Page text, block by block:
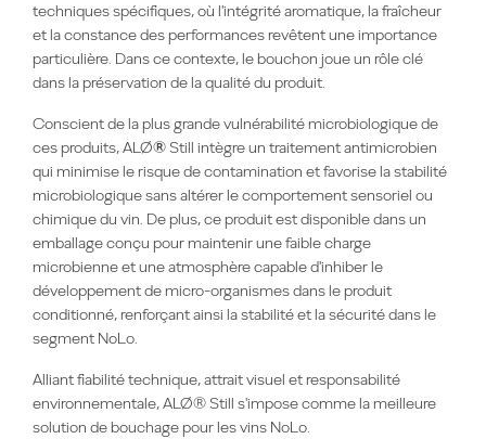
techniques spécifiques, où l'intégrité aromatique, la fraîcheur
et la constance des performances revêtent une importance
particulière. Dans ce contexte, le bouchon joue un rôle clé
dans la préservation de la qualité du produit.
Conscient de la plus grande vulnérabilité microbiologique de
ces produits, ALØ®Still intègre un traitement antimicrobien
qui minimise le risque de contamination et favorise la stabilité
microbiologique sans altérer le comportement sensoriel ou
chimique du vin. De plus, ce produit est disponible dans un
emballage conçu pour maintenir une faible charge
microbienne et une atmosphère capable d'inhiber le
développement de micro-organismes dans le produit
conditionné, renforçant ainsi la stabilité et la sécurité dans le
segment NoLo.
Alliant fiabilité technique, attrait visuel et responsabilité
environnementale, ALØ® Still s'impose comme la meilleure
solution de bouchage pour les vins NoLo.